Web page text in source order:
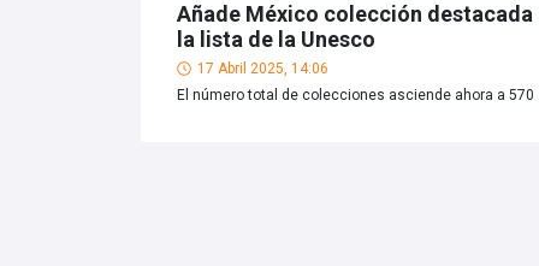
Añade México colección destacada
la lista de la Unesco
17 Abril 2025, 14:06
El número total de colecciones asciende ahora a 570